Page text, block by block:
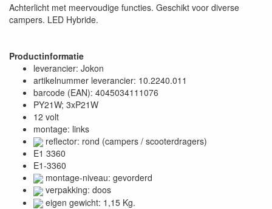
Achterlicht met meervoudige functies. Geschikt voor diverse
campers. LED Hybride.
Productinformatie
leverancier: Jokon
artikelnummer leverancier: 10.2240.011
barcode (EAN): 4045034111076
PY21W; 3xP21W
12 volt
montage: links
reflector: rond (campers / scooterdragers)
E1 3360
E1-3360
montage-niveau: gevorderd
verpakking: doos
eigen gewicht: 1,15 Kg.